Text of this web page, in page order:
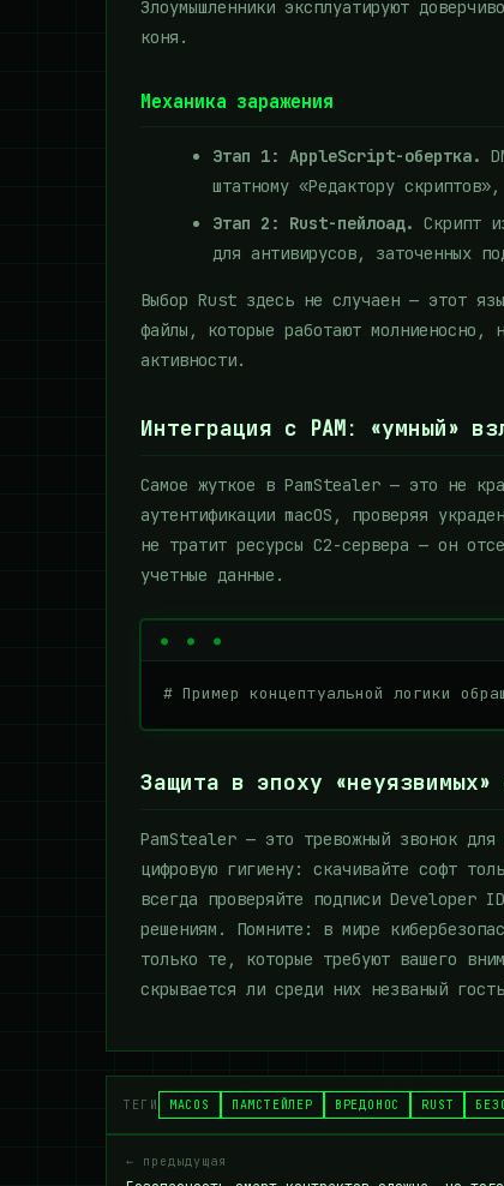
Злоумышленники эксплуатируют
коня.
Механика заражения
Этап 1: AppleScript-обертка.
штатному «Редактору
Этап 2: Rust-пейлоад. Скрипт
для антивирусов, заточенных
Выбор Rust здесь не случаен — этот
файлы, которые работают молниеносно,
активности.
Интеграция с PAM: «умный»
Самое жуткое в PamStealer — это не
аутентификации macOS, проверяя
не тратит ресурсы C2-сервера — он
учетные данные.
# Пример концептуальной логики
Защита в эпоху «неуязвимых»
PamStealer — это тревожный звонок
цифровую гигиену: скачивайте софт
всегда проверяйте подписи Developer
решениям. Помните: в мире
только те, которые требуют вашего
скрывается ли среди них незваный
ТЕГИ MACOS ПАМСТЕЙЛЕР ВРЕДОНОС RUST
← предыдущая